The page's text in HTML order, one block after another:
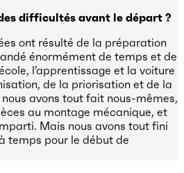
difficultés avant le départ ?
ont résulté de la préparation
énormément de temps et de
l’apprentissage et la voiture
de la priorisation et de la
avons tout fait nous-mêmes,
au montage mécanique, et
Mais nous avons tout fini
temps pour le début de